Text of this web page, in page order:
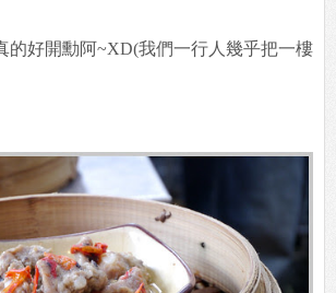
的好開勳阿~XD(我們一行人幾乎把一樓